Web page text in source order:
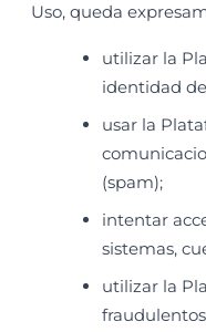
Uso, queda
utilizar la
identidad
usar la
(spam);
intentar
sistemas,
utilizar la